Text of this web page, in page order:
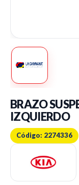
BRAZO
IZQUIERDO
Código: 2274336